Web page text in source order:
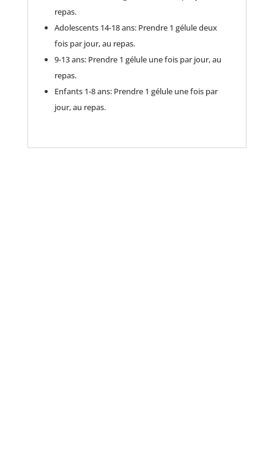
repas.
Adolescents 14-18 ans: Prendre 1 gélule deux
fois par jour, au repas.
9-13 ans: Prendre 1 gélule une fois par jour, au
repas.
Enfants 1-8 ans: Prendre 1 gélule une fois par
jour, au repas.